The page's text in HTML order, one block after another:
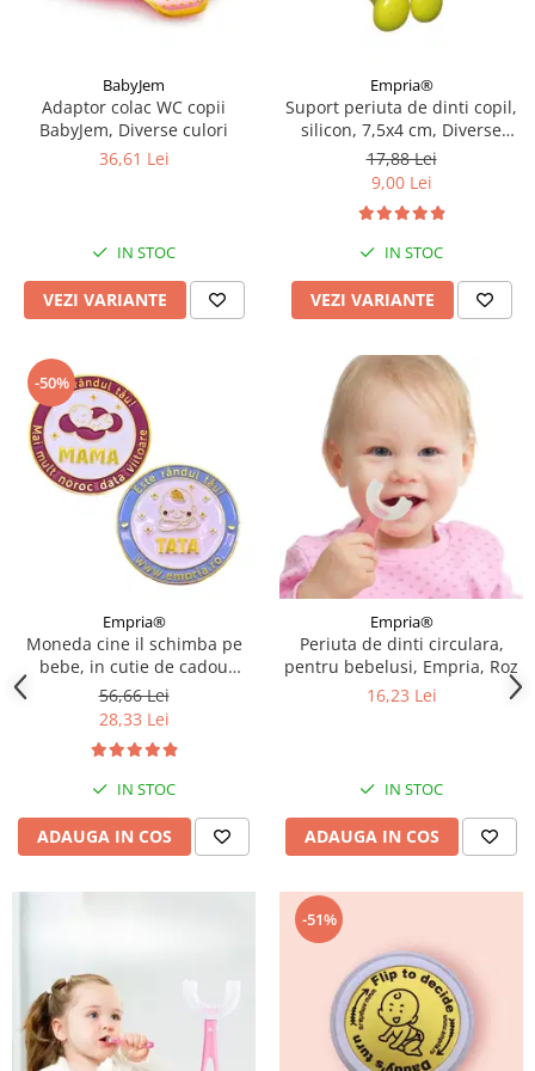
BabyJem
Adaptor colac WC copii
BabyJem, Diverse culori
36,61 Lei
IN STOC
VEZI VARIANTE
Empria®
Suport periuta de dinti copil,
silicon, 7,5x4 cm, Diverse
modele
17,88 Lei
9,00 Lei
IN STOC
VEZI VARIANTE
-50%
Empria®
Moneda cine il schimba pe
bebe, in cutie de cadou
elegant pentru parinti cu nou-
nascuti, Empria, in romana
56,66 Lei
28,33 Lei
IN STOC
ADAUGA IN COS
Empria®
Periuta de dinti circulara,
pentru bebelusi, Empria, Roz
16,23 Lei
IN STOC
ADAUGA IN COS
-51%